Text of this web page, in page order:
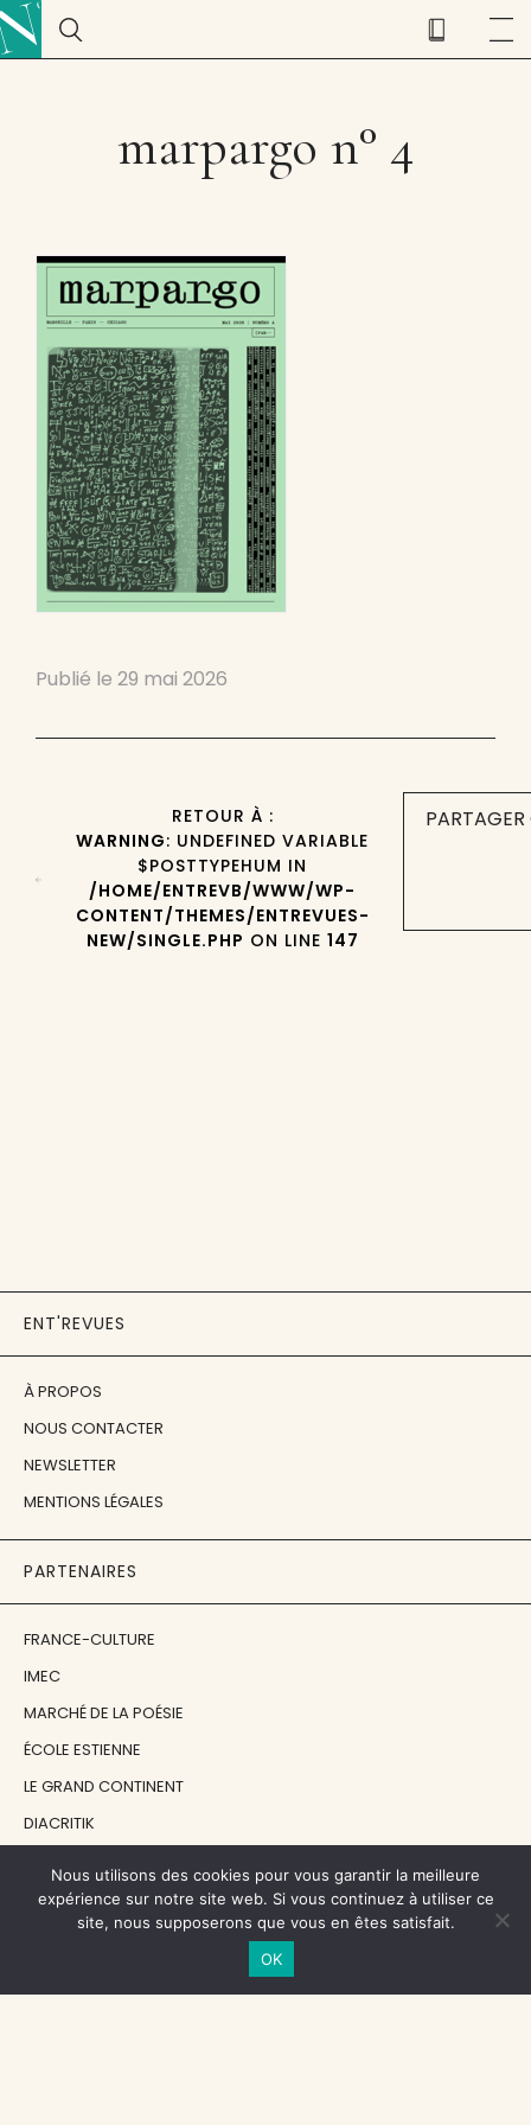
marpargo n° 4
Publié le 29 mai 2026
RETOUR À :
WARNING: UNDEFINED VARIABLE
$POSTTYPEHUM IN
/HOME/ENTREVB/WWW/WP-
CONTENT/THEMES/ENTREVUES-
NEW/SINGLE.PHP ON LINE 147
ENT'REVUES
À PROPOS
NOUS CONTACTER
NEWSLETTER
MENTIONS LÉGALES
PARTENAIRES
FRANCE-CULTURE
IMEC
MARCHÉ DE LA POÉSIE
ÉCOLE ESTIENNE
LE GRAND CONTINENT
DIACRITIK
NOS SOUTIENS
CENTRE NATIONAL DU LIVRE
Nous utilisons des cookies pour vous garantir la meilleure
expérience sur notre site web. Si vous continuez à utiliser ce
site, nous supposerons que vous en êtes satisfait.
OK